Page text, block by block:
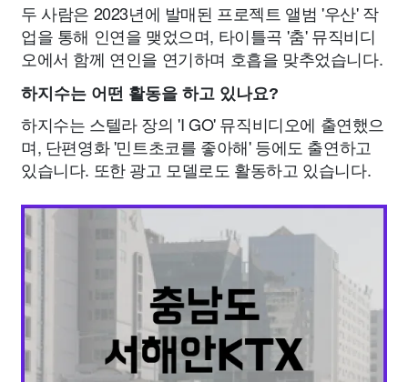
두 사람은 2023년에 발매된 프로젝트 앨범 '우산' 작
업을 통해 인연을 맺었으며, 타이틀곡 '춤' 뮤직비디
오에서 함께 연인을 연기하며 호흡을 맞추었습니다.
하지수는 어떤 활동을 하고 있나요?
하지수는 스텔라 장의 'I GO' 뮤직비디오에 출연했으
며, 단편영화 '민트초코를 좋아해' 등에도 출연하고
있습니다. 또한 광고 모델로도 활동하고 있습니다.